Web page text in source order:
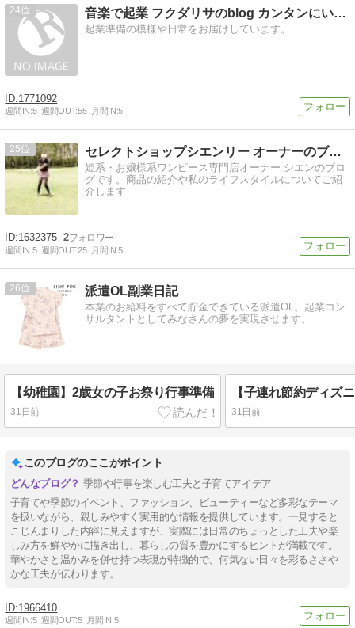
24 音楽で起業 フクダリサのblog カンタンにいかないから生…
起業準備の模様や日常をお届けしています。
1771092
週間IN:5 週間OUT:55 月間IN:5
25 セレクトショップシエンリー オーナーのブログ
姫系・お嬢様系ワンピース専門店オーナー シエンのブロ
グです。商品の紹介や私のライフスタイルについてご紹
介します
1632375 2
週間IN:5 週間OUT:25 月間IN:5
26 派遣OL副業日記
本業のお給料をすべて貯金できている派遣OL。起業コン
サルタントとしてみなさんの夢を実現させます。
【幼稚園】2歳女の子お祭り行事準備
31日前 31日前
このブログのここがポイント
季節や行事を楽しむ工夫と子育てアイデア
子育てや季節のイベント、ファッション、ビューティーなど多彩なテーマ
を扱いながら、親しみやすく実用的な情報を提供しています。一見すると
こじんまりした内容に見えますが、実際には日常のちょっとした工夫や楽
しみ方を鮮やかに描き出し、暮らしの質を豊かにするヒントが満載です。
華やかさと温かみを併せ持つ表現が特徴的で、何気ない日々を彩るささや
かな工夫が伝わります。
1966410
週間IN:5 週間OUT:5 月間IN:5